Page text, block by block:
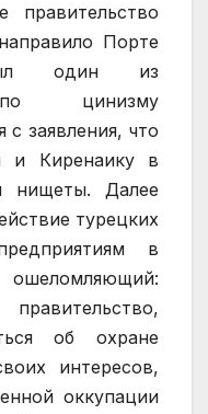
правительство
Порте
один из
по цинизму
заявления, что
и Киренаику в
нищеты. Далее
турецких
в
об охране
интересов,
оккупации